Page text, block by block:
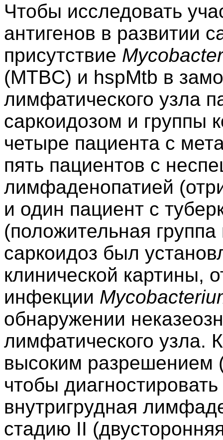
Чтобы исследовать
антигенов в развитии
присутствие
(MTBC) и hspMtb в
лимфатического узла
саркоидозом и группы
четыре пациента с
пять пациентов с
лимфаденопатией
и один пациент с
(положительная
саркоидоз был
клинической картины,
инфекции
обнаружении
лимфатического узла.
высоким разрешением
чтобы
внутригрудная
стадию II